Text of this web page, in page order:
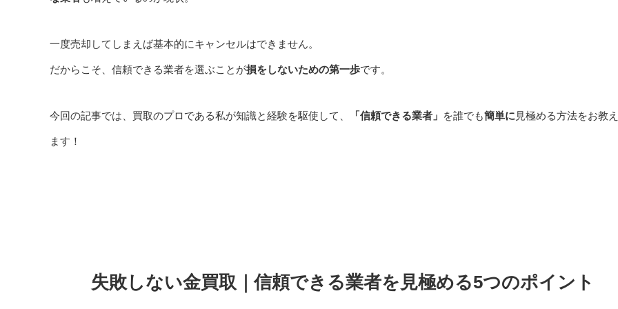
一度売却してしまえば基本的にキャンセルはできません。
だからこそ、信頼できる業者を選ぶことが損をしないための第一歩です。
今回の記事では、買取のプロである私が知識と経験を駆使して、 「信頼できる業者」 を誰でも簡単に 見極める方法をお教
ます！
失敗しない金買取｜信頼できる業者を見極める5つのポイント